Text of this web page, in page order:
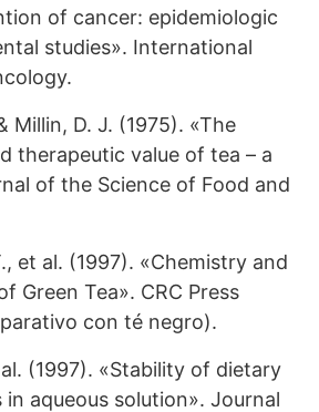
of cancer: epidemiologic
studies». International
Millin, D. J. (1975). «The
therapeutic value of tea – a
of the Science of Food and
et al. (1997). «Chemistry and
Green Tea». CRC Press
con té negro).
(1997). «Stability of dietary
aqueous solution». Journal